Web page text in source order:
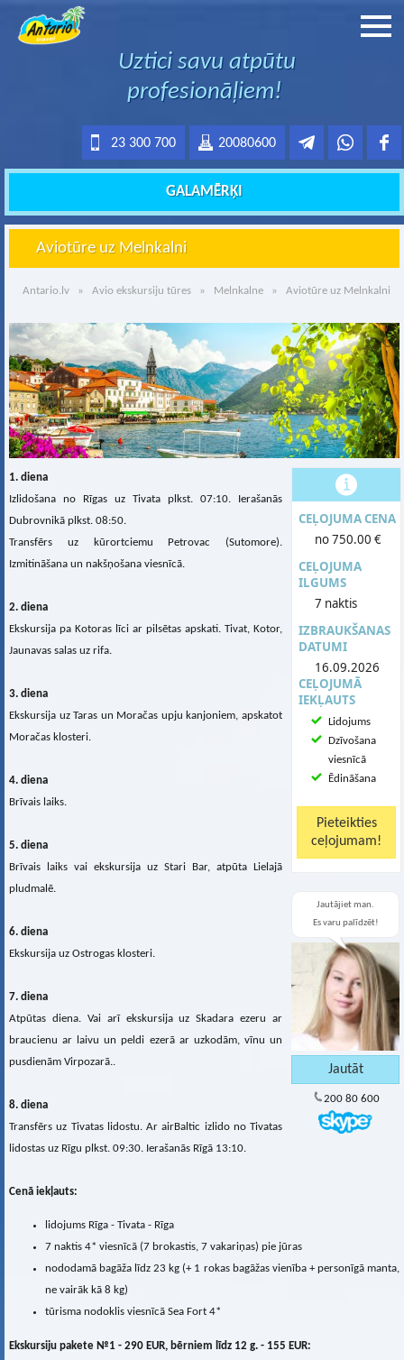
Uztici savu atpūtu
profesionāļiem!
20080600
23 300 700
GALAMĒRĶI
Aviotūre uz Melnkalni
Antario.lv » Avio ekskursiju tūres » Melnkalne » Aviotūre uz Melnkalni
CEĻOJUMA CENA
no 750.00 €
CEĻOJUMA
ILGUMS
7 naktis
IZBRAUKŠANAS
DATUMI
16.09.2026
CEĻOJUMĀ
IEKĻAUTS
Lidojums
Dzīvošana
viesnīcā
Ēdināšana
Jautājiet man.
Es varu palīdzēt!
200 80 600
1. diena
Izlidošana no Rīgas uz Tivata plkst. 07:10. Ierašanās
Dubrovnikā plkst. 08:50.
Transfērs uz kūrortciemu Petrovac (Sutomore).
Izmitināšana un nakšņošana viesnīcā.
2. diena
Ekskursija pa Kotoras līci ar pilsētas apskati. Tivat, Kotor,
Jaunavas salas uz rifa.
3. diena
Ekskursija uz Taras un Moračas upju kanjoniem, apskatot
Moračas klosteri.
4. diena
Brīvais laiks.
5. diena
Brīvais laiks vai ekskursija uz Stari Bar, atpūta Lielajā
pludmalē.
6. diena
Ekskursija uz Ostrogas klosteri.
7. diena
Atpūtas diena. Vai arī ekskursija uz Skadara ezeru ar
braucienu ar laivu un peldi ezerā ar uzkodām, vīnu un
pusdienām Virpozarā..
8. diena
Transfērs uz Tivatas lidostu. Ar airBaltic izlido no Tivatas
lidostas uz Rīgu plkst. 09:30. Ierašanās Rīgā 13:10.
Cenā iekļauts:
lidojums Rīga - Tivata - Rīga
7 naktis 4* viesnīcā (7 brokastis, 7 vakariņas) pie jūras
nododamā bagāža līdz 23 kg (+ 1 rokas bagāžas vienība + personīgā manta,
ne vairāk kā 8 kg)
tūrisma nodoklis viesnīcā Sea Fort 4*
Ekskursiju pakete №1 - 290 EUR, bērniem līdz 12 g. - 155 EUR: